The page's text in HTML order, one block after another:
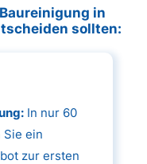
in
sollten:
In nur 60
Sie ein
zur ersten